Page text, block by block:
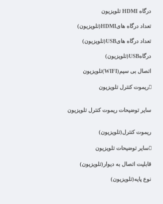
درگاه HDMI تلویزیون
تعداد درگاه هایHDMI(تلویزیون)
تعداد درگاه هایUSB(تلویزیون)
درگاهUSB(تلویزیون)
اتصال بی سیم(WIFI)تلویزیون
ریموت کنترل تلویزیون
سایر توضیحات ریموت کنترل تلویزیون
ریموت کنترل(تلویزیون)
سایر توضیحات تلویزیون
قابلیت اتصال به دیوار(تلویزیون)
نوع پایه(تلویزیون)